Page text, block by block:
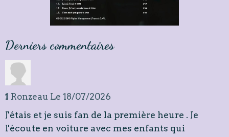
Derniers commentaires
1 Ronzeau Le 18/07/2026
J'étais et je suis fan de la première heure . Je
l'écoute en voiture avec mes enfants qui